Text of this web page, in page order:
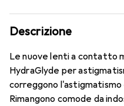
Descrizione
Le nuove lenti a contatto
HydraGlyde per
correggono
Rimangono comode da